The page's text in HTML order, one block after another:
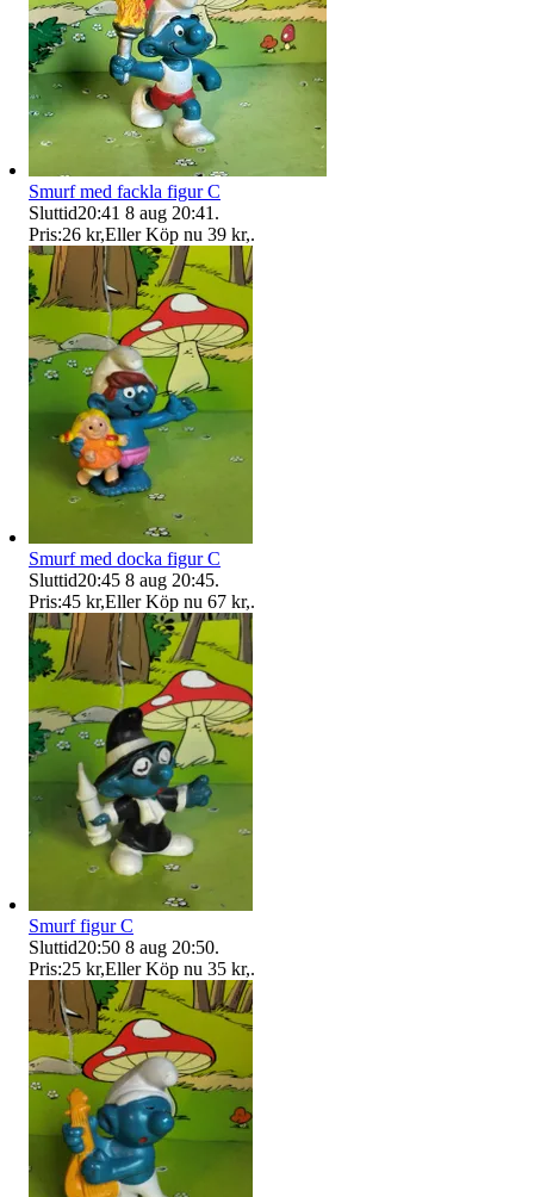
Smurf med fackla figur C
Sluttid20:41 8 aug 20:41 .
Pris:26 kr,Eller Köp nu 39 kr,.
Smurf med docka figur C
Sluttid20:45 8 aug 20:45.
Pris:45 kr,Eller Köp nu 67 kr,.
Smurf figur C
Sluttid20:50 8 aug 20:50.
Pris:25 kr,Eller Köp nu 35 kr,.